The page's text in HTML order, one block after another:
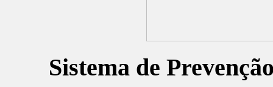
Sistema de